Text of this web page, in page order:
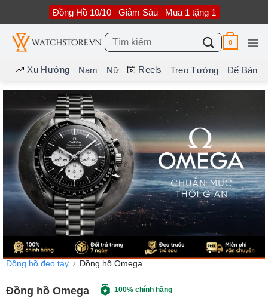
nội
dung
Đồng Hồ 10/10 Giảm Sâu Mua 1 tặng 1
Tìm
kiếm:
0
Xu Hướng Nam Nữ Reels Treo Tường Để Bàn
Đồng hồ đeo tay Đồng hồ Omega
Đồng hồ Omega 100% chính hãng